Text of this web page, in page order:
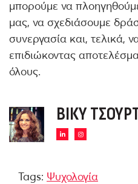
μπορούμε να
μας, να σχεδιάσουμε
συνεργασία και, τελικά,
επιδιώκοντας
όλους.
ΒΊΚΥ
Tags: Ψυχολογία